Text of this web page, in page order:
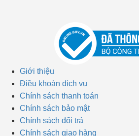
Giới thiệu
Điều khoản dịch vụ
Chính sách thanh toán
Chính sách bảo mật
Chính sách đổi trả
Chính sách giao hàng